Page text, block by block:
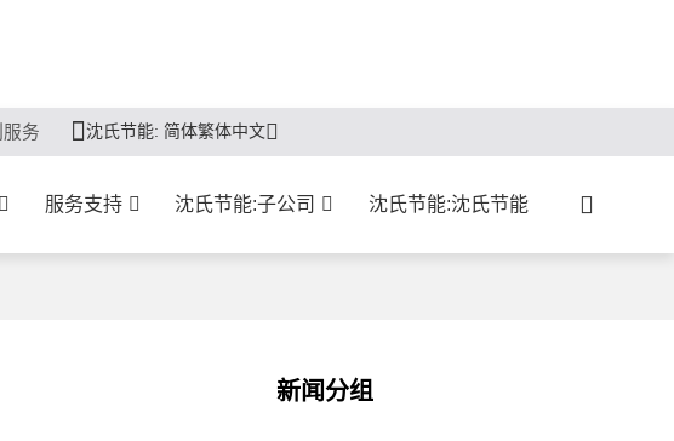
服务 沈氏节能: 简体繁体中文
服务支持 沈氏节能:子公司 沈氏节能:沈氏节能
新闻分组